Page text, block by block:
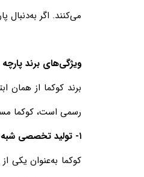
می‌کنند. اگر به‌دنبال
ویژگی‌های برند پارچه
برند کوکما از همان
رسمی است، کوکما
۱- تولید تخصصی شبه‌فاستونی کشی